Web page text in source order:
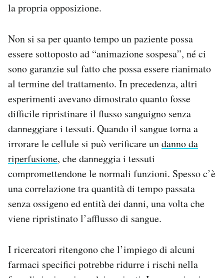
la propria opposizione.
Non si sa per quanto tempo un paziente possa
essere sottoposto ad “animazione sospesa”, né ci
sono garanzie sul fatto che possa essere rianimato
al termine del trattamento. In precedenza, altri
esperimenti avevano dimostrato quanto fosse
difficile ripristinare il flusso sanguigno senza
danneggiare i tessuti. Quando il sangue torna a
irrorare le cellule si può verificare undanno da
riperfusione, che danneggia i tessuti
compromettendone le normali funzioni. Spesso c’è
una correlazione tra quantità di tempo passata
senza ossigeno ed entità dei danni, una volta che
viene ripristinato l’afflusso di sangue.
I ricercatori ritengono che l’impiego di alcuni
farmaci specifici potrebbe ridurre i rischi nella